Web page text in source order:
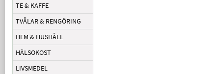
TE & KAFFE
TVÅLAR & RENGÖRING
HEM & HUSHÅLL
HÄLSOKOST
LIVSMEDEL